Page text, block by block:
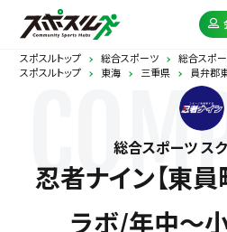
スポスルトップ 総合スポーツ 総合スポ
スポスルトップ
東海 三重県 員弁郡
総合スポーツ ス
忍者ナイン【東
ラボ/年中～